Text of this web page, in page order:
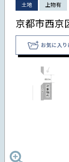
土地 上物有
京都市西京
お気に入